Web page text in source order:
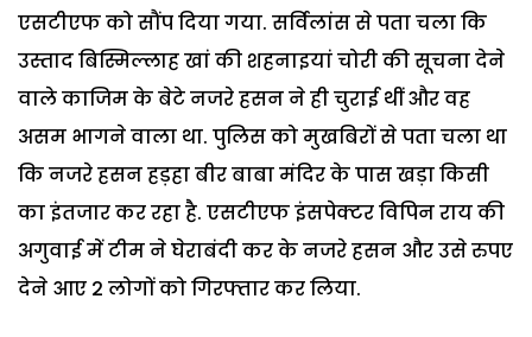
एसटीएफ को सौंप दिया गया. सर्विलांस से पता चला कि
उस्ताद बिस्मिल्लाह खां की शहनाइयां चोरी की सूचना देने
वाले काजिम के बेटे नजरे हसन ने ही चुराई थीं और वह
असम भागने वाला था. पुलिस को मुखबिरों से पता चला था
कि नजरे हसन हड़हा बीर बाबा मंदिर के पास खड़ा किसी
का इंतजार कर रहा है. एसटीएफ इंसपेक्टर विपिन राय की
अगुवाई में टीम ने घेराबंदी कर के नजरे हसन और उसे रुपए
देने आए 2 लोगों को गिरफ्तार कर लिया.